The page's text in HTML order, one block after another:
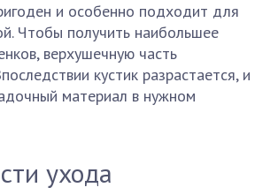
и особенно подходит для
Чтобы получить наибольшее
верхушечную часть
кустик разрастается, и
материал в нужном
ухода